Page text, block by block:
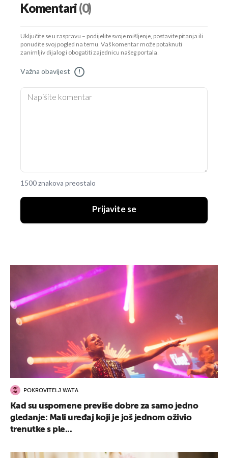
Komentari(0)
Uključite se u raspravu – podijelite svoje mišljenje, postavite pitanja ili
ponudite svoj pogled na temu. Vaš komentar može potaknuti
zanimljiv dijalog i obogatiti zajednicu našeg portala.
Važna obavijest !
1500 znakova preostalo
Prijavite se
POKROVITELJ WATA
Kad su uspomene previše dobre za samo jedno
gledanje: Mali uređaj koji je još jednom oživio
trenutke s ple...